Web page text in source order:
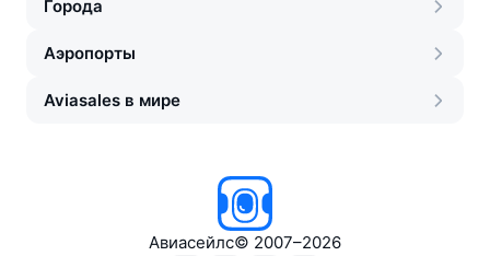
Города
Аэропорты
Aviasales в мире
Авиасейлс© 2007–2026